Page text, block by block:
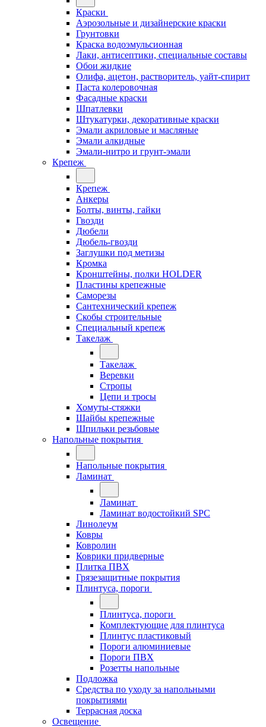
Краски
Аэрозольные и дизайнерские краски
Грунтовки
Краска водоэмульсионная
Лаки, антисептики, специальные составы
Обои жидкие
Олифа, ацетон, растворитель, уайт-спирит
Паста колеровочная
Фасадные краски
Шпатлевки
Штукатурки, декоративные краски
Эмали акриловые и масляные
Эмали алкидные
Эмали-нитро и грунт-эмали
Крепеж
Крепеж
Анкеры
Болты, винты, гайки
Гвозди
Дюбели
Дюбель-гвозди
Заглушки под метизы
Кромка
Кронштейны, полки НОLDER
Пластины крепежные
Саморезы
Сантехнический крепеж
Скобы строительные
Специальный крепеж
Такелаж
Такелаж
Веревки
Стропы
Цепи и тросы
Хомуты-стяжки
Шайбы крепежные
Шпильки резьбовые
Напольные покрытия
Напольные покрытия
Ламинат
Ламинат
Ламинат водостойкий SPC
Линолеум
Ковры
Ковролин
Коврики придверные
Плитка ПВХ
Грязезащитные покрытия
Плинтуса, пороги
Плинтуса, пороги
Комплектующие для плинтуса
Плинтус пластиковый
Пороги алюминиевые
Пороги ПВХ
Розетты напольные
Подложка
Средства по уходу за напольными
покрытиями
Террасная доска
Освещение